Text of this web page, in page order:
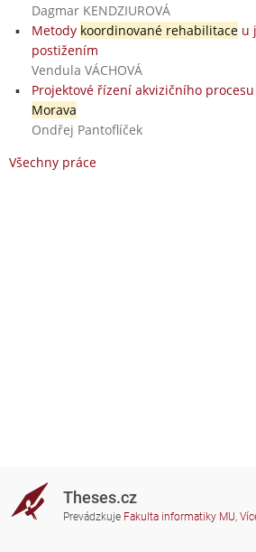
Dagmar KENDZIUROVÁ
Metody koordinované rehabilitaceu
postižením
Vendula VÁCHOVÁ
Projektové řízení akvizičního
Morava
Ondřej Pantoflíček
Všechny práce
Theses.cz
Prevádzkuje Fakulta informatiky MU,